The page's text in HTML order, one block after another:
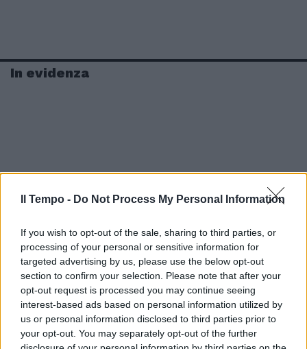
Il Tempo - Do Not Process My Personal Information
If you wish to opt-out of the sale, sharing to third parties, or
processing of your personal or sensitive information for
targeted advertising by us, please use the below opt-out
section to confirm your selection. Please note that after your
opt-out request is processed you may continue seeing
interest-based ads based on personal information utilized by
us or personal information disclosed to third parties prior to
your opt-out. You may separately opt-out of the further
In evidenza